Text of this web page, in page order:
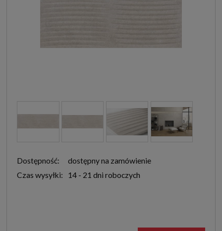
Dostępność:
dostępny na zamówienie
Czas wysyłki:
14 - 21 dni roboczych